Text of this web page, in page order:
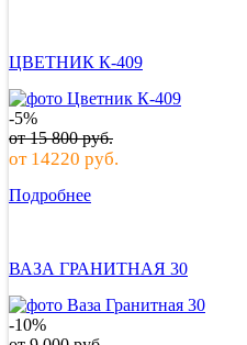
ЦВЕТНИК К-409
-5%
от15 800руб.
от 14220 руб.
Подробнее
ВАЗА ГРАНИТНАЯ 30
-10%